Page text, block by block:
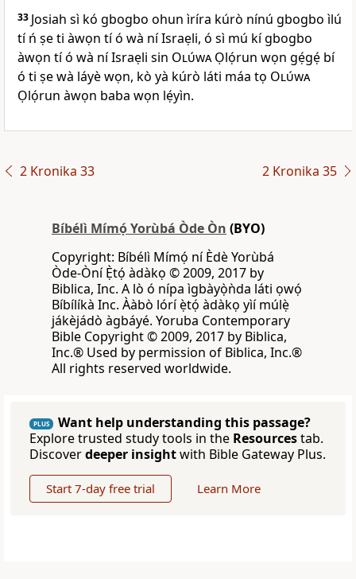
33 Josiah sì kó gbogbo ohun ìríra kúrò nínú gbogbo ìlú
tí ń ṣe ti àwọn tí ó wà ní Israẹli, ó sì mú kí gbogbo
àwọn tí ó wà ní Israẹli sin OlúwaỌlọ́run wọn gẹ́gẹ́ bí
ó ti ṣe wà láyè wọn, kò yà kúrò láti máa tọ Olúwa
Ọlọ́run àwọn baba wọn lẹ́yìn.
2 Kronika 33 2 Kronika 35
Bíbélì Mímọ́ Yorùbá Òde Òn (BYO)
Copyright: Bíbélì Mímọ́ ní Èdè Yorùbá
Òde-Òní Ẹ̀tọ́ àdàkọ © 2009, 2017 by
Biblica, Inc. A lò ó nípa ìgbàyọ̀ǹda láti ọwọ́
Bíbílíkà Inc. Ààbò lórí ẹ̀tọ́ àdàkọ yìí múlẹ̀
jákèjádò àgbáyé. Yoruba Contemporary
Bible Copyright © 2009, 2017 by Biblica,
Inc.® Used by permission of Biblica, Inc.®
All rights reserved worldwide.
PLUS
Want help understanding this passage?
Explore trusted study tools in the Resourcestab.
Discoverdeeper insightwith Bible Gateway Plus.
Start 7-day free trial Learn More